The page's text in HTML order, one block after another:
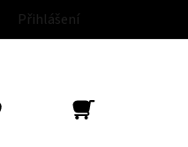
Přihlášení